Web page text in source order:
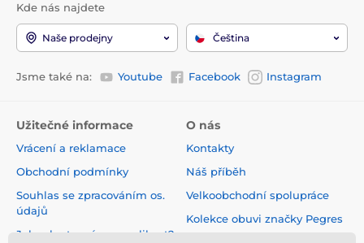
Kde nás najdete
Naše prodejny Čeština
Jsme také na: Youtube Facebook Instagram
Užitečné informace
Vrácení a reklamace
Obchodní podmínky
Souhlas se zpracováním os.
údajů
Jak vybrat správnou velikost?
O nás
Kontakty
Náš příběh
Velkoobchodní spolupráce
Kolekce obuvi značky Pegres